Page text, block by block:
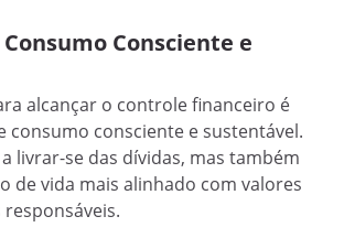
Consciente e
alcançar o controle financeiro é
consumo consciente e sustentável.
livrar-se das dívidas, mas também
de vida mais alinhado com valores
responsáveis.